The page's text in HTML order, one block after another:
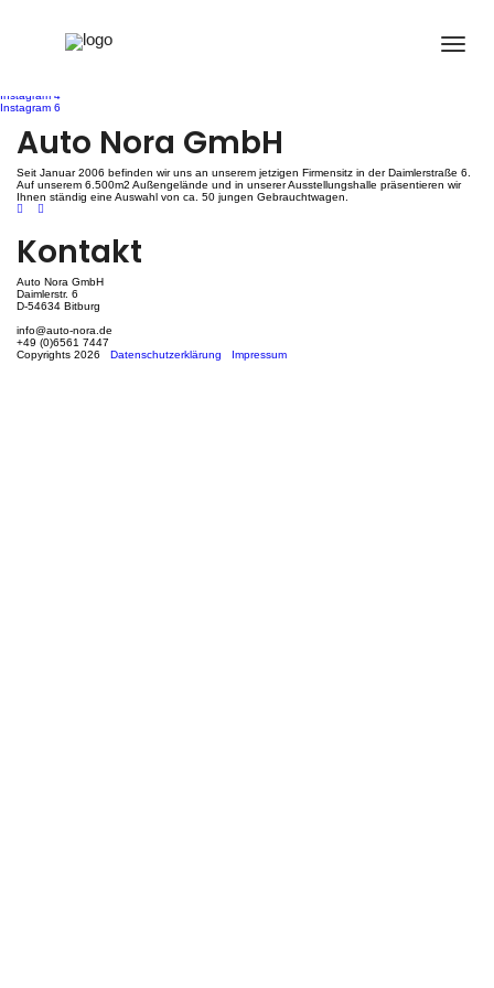
Instagram 5
Beitragsnavigation
Instagram 4
Instagram 6
Auto Nora GmbH
Seit Januar 2006 befinden wir uns an unserem jetzigen Firmensitz in der Daimlerstraße 6.
Auf unserem 6.500m2 Außengelände und in unserer Ausstellungshalle präsentieren wir
Ihnen ständig eine Auswahl von ca. 50 jungen Gebrauchtwagen.
Kontakt
Auto Nora GmbH
Daimlerstr. 6
D-54634 Bitburg
info@auto-nora.de
+49 (0)6561 7447
Copyrights 2026 Datenschutzerklärung Impressum